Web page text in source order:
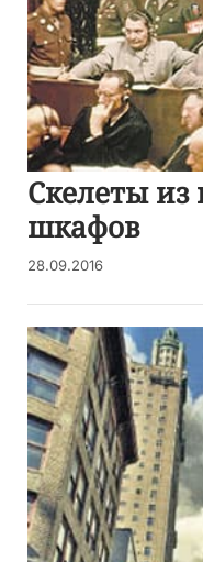
Скелеты из
шкафов
28.09.2016